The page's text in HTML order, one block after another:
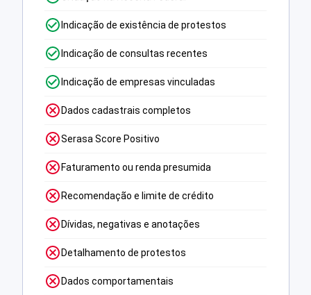
Indicação de existência de protestos
Indicação de consultas recentes
Indicação de empresas vinculadas
Dados cadastrais completos
Serasa Score Positivo
Faturamento ou renda presumida
Recomendação e limite de crédito
Dívidas, negativas e anotações
Detalhamento de protestos
Dados comportamentais